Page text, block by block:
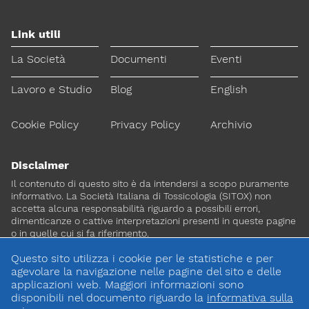
Link utili
La Società
Documenti Eventi
Lavoro e Studio Blog English
Cookie Policy Privacy Policy Archivio
Disclaimer
Il contenuto di questo sito è da intendersi a scopo puramente
informativo. La Società Italiana di Tossicologia (SITOX) non
accetta alcuna responsabilità riguardo a possibili errori,
dimenticanze o cattive interpretazioni presenti in queste pagine
o in quelle cui si fa riferimento.
Per maggiori informazioni e
approfondimenti
CONTATTACI
Questo sito utilizza i cookie per le statistiche e per
agevolare la navigazione nelle pagine del sito e delle
applicazioni web. Maggiori informazioni sono
disponibili nel documento riguardo la informativa sulla